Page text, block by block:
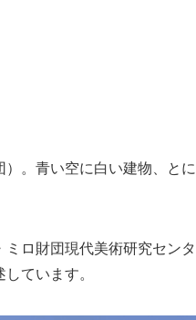
。青い空に白い建物、とに
ミロ財団現代美術研究センタ
ています。